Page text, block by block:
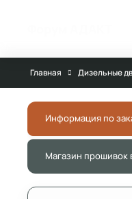
Главная Дизельные
Информация по
Магазин прошивок